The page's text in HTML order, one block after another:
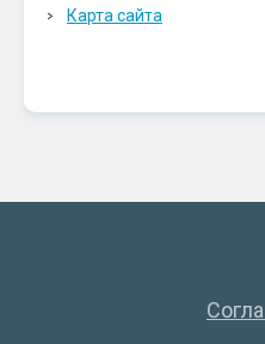
Карта сайта